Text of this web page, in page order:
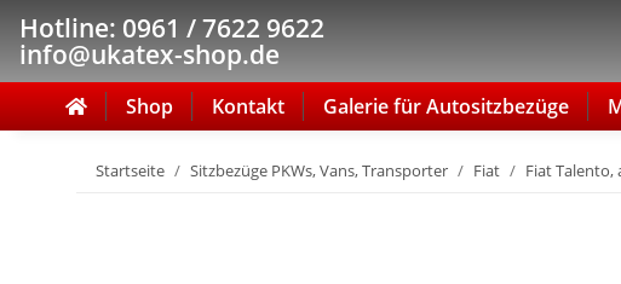
Hotline: 0961 / 7622 9622
info@ukatex-shop.de
Shop Kontakt Galerie für Autositzbezüge
Startseite Sitzbezüge PKWs, Vans, Transporter Fiat Fiat Talento,